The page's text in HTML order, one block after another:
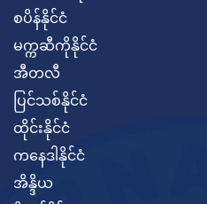
စပိန်နိုင်ငံ
မက္ကဆီကိုနိုင်ငံ
အီတလီ
ပြင်သစ်နိုင်ငံ
ထိုင်းနိုင်ငံ
ကနေဒါနိုင်ငံ
အိန္ဒိယ